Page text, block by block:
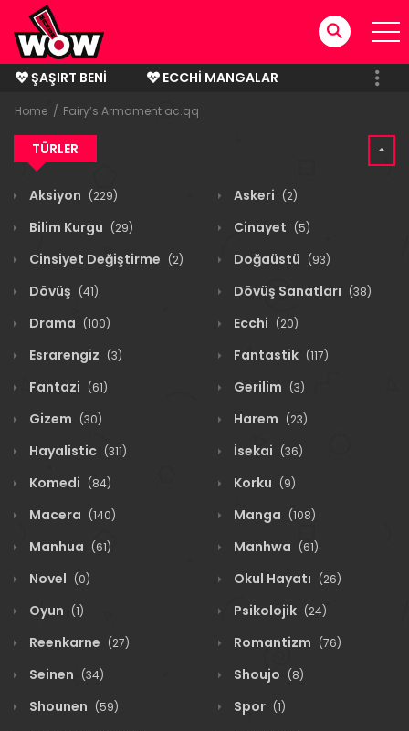
ŞAŞIRT BENI
ECCHI MANGALAR
BITMIŞ MANGALAR
Home Fairy’s Armament ac.qq
TÜRLER
Aksiyon (229) Askeri (2)
Bilim Kurgu (29) Cinayet (5)
Cinsiyet Değiştirme (2) Doğaüstü (93)
Dövüş (41) Dövüş Sanatları (38)
Drama (100) Ecchi (20)
Esrarengiz (3) Fantastik (117)
Fantazi (61) Gerilim (3)
Gizem (30) Harem (23)
Hayalistic (311) İsekai (36)
Komedi (84) Korku (9)
Macera (140) Manga (108)
Manhua (61) Manhwa (61)
Novel (0) Okul Hayatı (26)
Oyun (1) Psikolojik (24)
Reenkarne (27) Romantizm (76)
Seinen (34) Shoujo (8)
Shounen (59) Spor (1)